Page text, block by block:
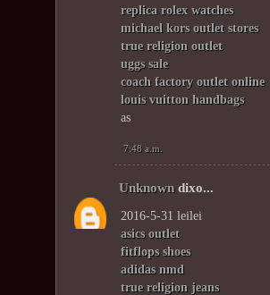
replica rolex watches
michael kors outlet stores
true religion outlet
uggs sale
coach factory outlet online
louis vuitton handbags
as
7:48 a.m.
Unknowndixo...
2016-5-31 leilei
asics outlet
fitflops shoes
adidas nmd
true religion jeans